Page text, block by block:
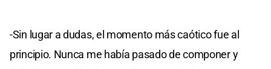
-Sin lugar a dudas, el momento más caótico fue al
principio. Nunca me había pasado de componer y